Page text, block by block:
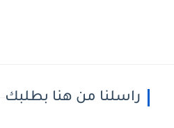
راسلنا من هنا بطلبك